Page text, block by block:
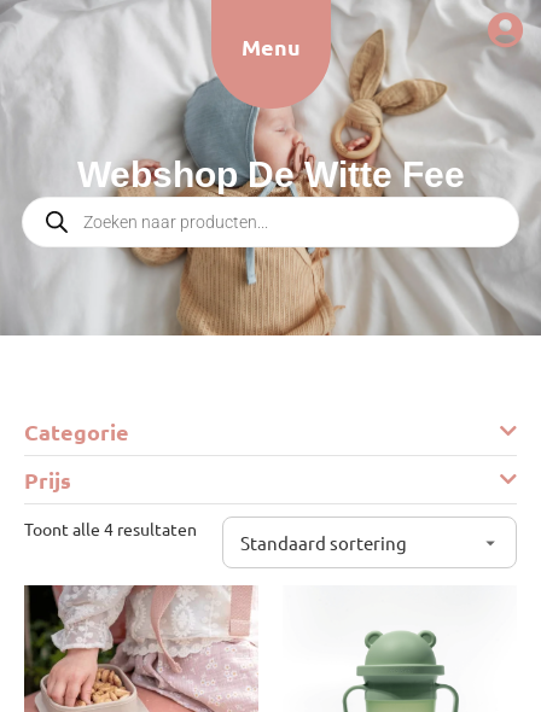
Menu
Webshop De Witte Fee
Categorie
Prijs
Toont alle 4 resultaten